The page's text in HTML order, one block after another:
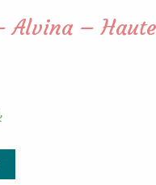
Alvina –